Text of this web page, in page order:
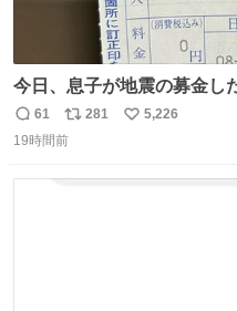
今日、息子が地震の募金し
たいです。おもちゃとか買
自分で貯めてた2万円を役
返
信
61
リ
ポ
281
い
5,226
19時間前